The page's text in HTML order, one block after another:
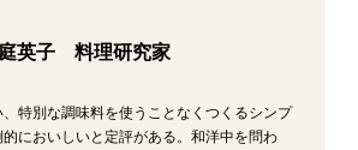
英子 料理研究家
特別な調味料を使うことなくつくるシンプ
的においしいと定評がある。和洋中を問わ